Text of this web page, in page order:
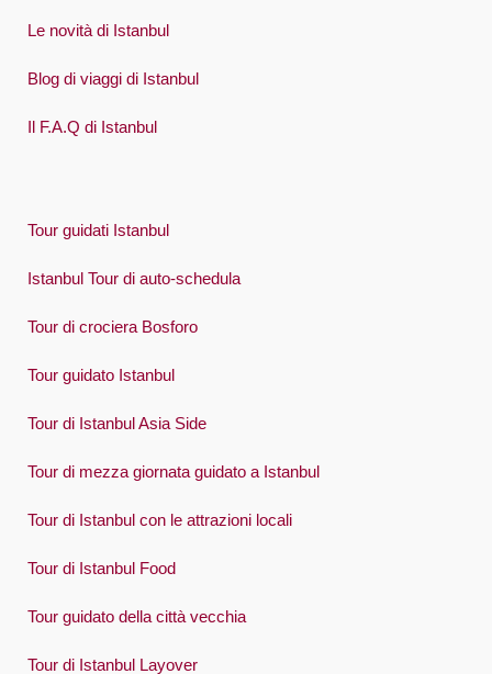
Le novità di Istanbul
Blog di viaggi di Istanbul
Il F.A.Q di Istanbul
Tour guidati Istanbul
Istanbul Tour di auto-schedula
Tour di crociera Bosforo
Tour guidato Istanbul
Tour di Istanbul Asia Side
Tour di mezza giornata guidato a Istanbul
Tour di Istanbul con le attrazioni locali
Tour di Istanbul Food
Tour guidato della città vecchia
Tour di Istanbul Layover